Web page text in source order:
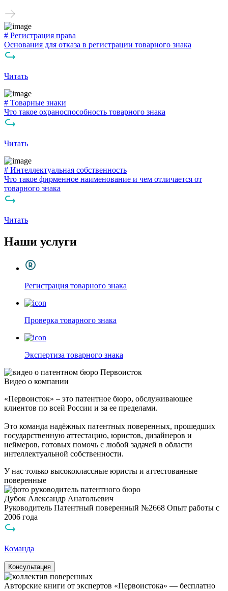
# Регистрация права
Основания для отказа в регистрации товарного знака
Читать
# Товарные знаки
Что такое охраноспособность товарного знака
Читать
# Интеллектуальная собственность
Что такое фирменное наименование и чем отличается от
товарного знака
Читать
Наши услуги
Регистрация товарного знака
Проверка товарного знака
Экспертиза товарного знака
Видео о компании
«Первоисток» – это патентное бюро, обслуживающее
клиентов по всей России и за ее пределами.
Это команда надёжных патентных поверенных, прошедших
государственную аттестацию, юристов, дизайнеров и
неймеров, готовых помочь с любой задачей в области
интеллектуальной собственности.
У нас только высококлассные юристы и аттестованные
поверенные
Дубок Александр Анатольевич
Руководитель Патентный поверенный №2668 Опыт работы с
2006 года
Команда
Консультация
Авторские книги от экспертов «Первоистока» — бесплатно